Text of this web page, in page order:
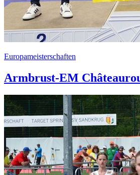
Europameisterschaften
Armbrust-EM